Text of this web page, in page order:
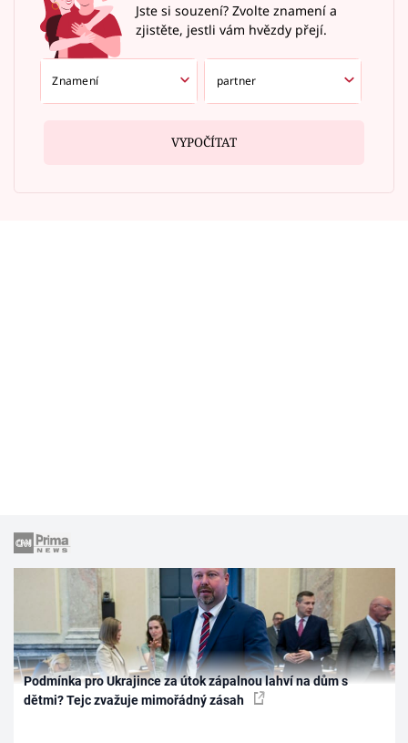
Jste si souzení? Zvolte znamení a
zjistěte, jestli vám hvězdy přejí.
VYPOČÍTAT
Podmínka pro Ukrajince za útok zápalnou lahví na dům s
dětmi? Tejc zvažuje mimořádný zásah